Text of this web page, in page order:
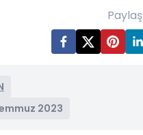
Paylaş
2023